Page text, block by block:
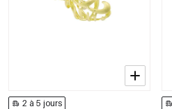
2 à 5 jours